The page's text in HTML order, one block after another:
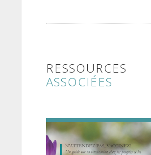
RESSOURCES
ASSOCIÉES